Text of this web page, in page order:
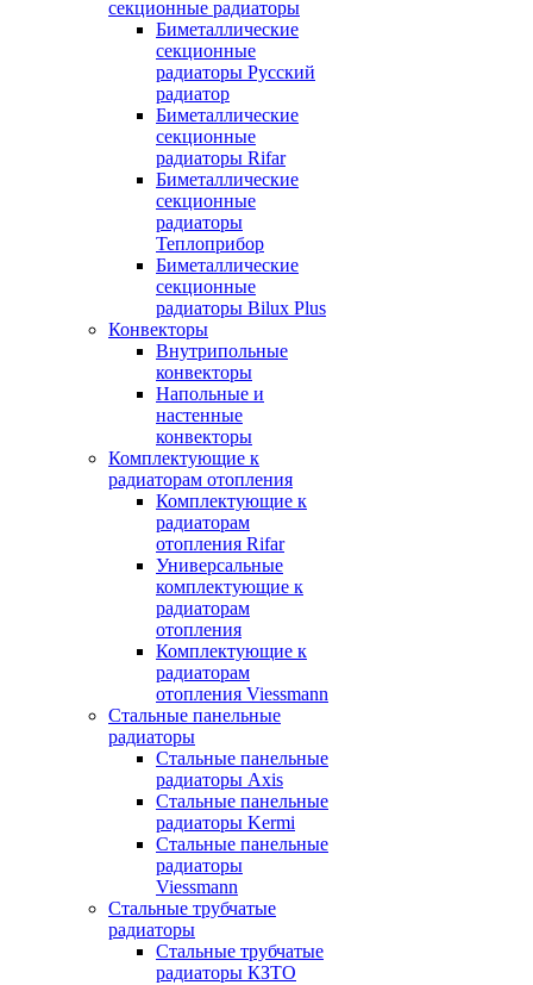
секционные радиаторы
Биметаллические
секционные
радиаторы Русский
радиатор
Биметаллические
секционные
радиаторы Rifar
Биметаллические
секционные
радиаторы
Теплоприбор
Биметаллические
секционные
радиаторы Bilux Plus
Конвекторы
Внутрипольные
конвекторы
Напольные и
настенные
конвекторы
Комплектующие к
радиаторам отопления
Комплектующие к
радиаторам
отопления Rifar
Универсальные
комплектующие к
радиаторам
отопления
Комплектующие к
радиаторам
отопления Viessmann
Стальные панельные
радиаторы
Стальные панельные
радиаторы Axis
Стальные панельные
радиаторы Kermi
Стальные панельные
радиаторы
Viessmann
Стальные трубчатые
радиаторы
Стальные трубчатые
радиаторы КЗТО